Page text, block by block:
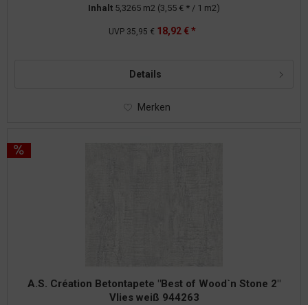
Inhalt 5,3265 m2 (3,55 € * / 1 m2)
UVP 35,95 € 18,92 € *
Details
Merken
A.S. Création Betontapete "Best of Wood`n Stone 2"
Vlies weiß 944263